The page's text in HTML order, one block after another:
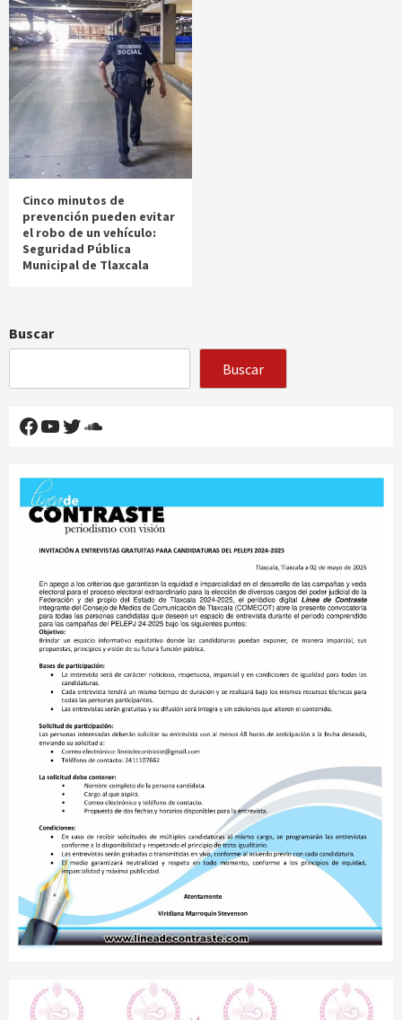
Cinco minutos de
prevención pueden evitar
el robo de un vehículo:
Seguridad Pública
Municipal de Tlaxcala
Buscar
Buscar
Facebook
YouTube
Twitter
SoundCloud